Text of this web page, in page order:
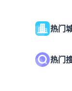
热门
热门